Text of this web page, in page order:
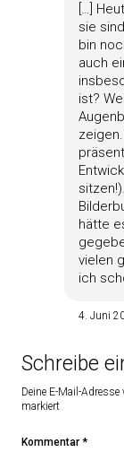
[…]
sie
bin
auch
ist?
hätte
vielen
ich
4. Juni
Schreibe
Deine E-Mail-
markiert
Kommentar *